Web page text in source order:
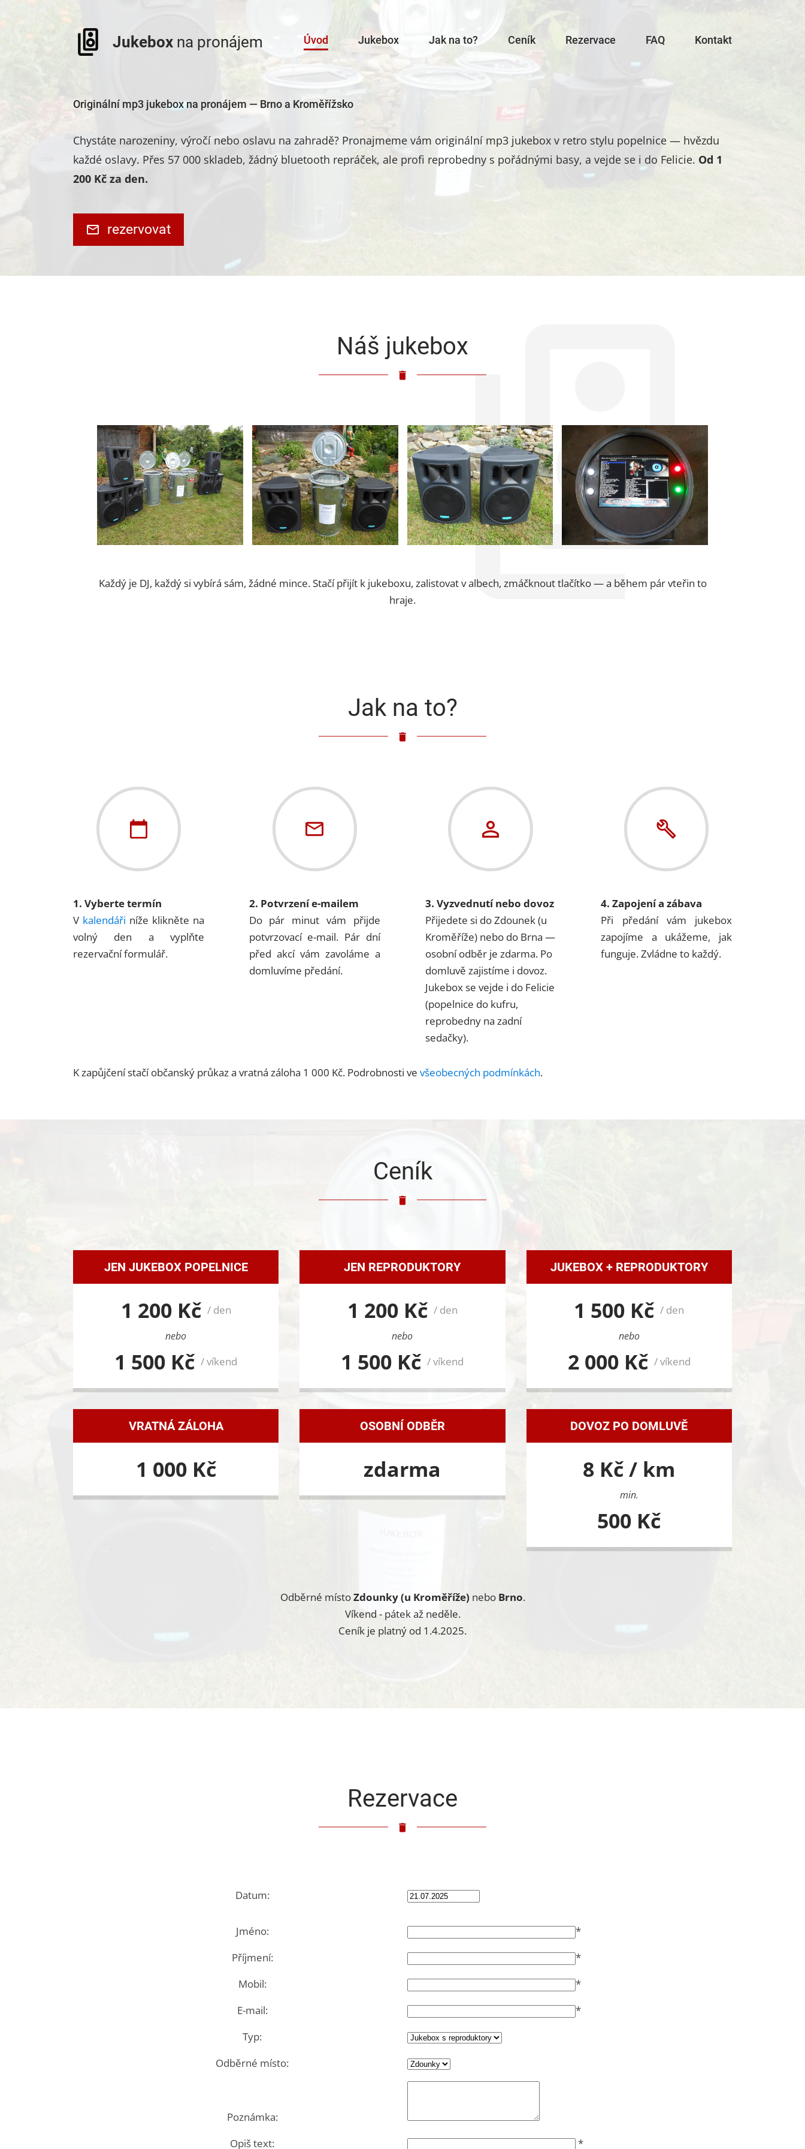
Jukebox na pronájem Úvod Jukebox Jak na to? Ceník Rezervace FAQ Kontakt
Originální mp3 jukebox na pronájem — Brno a Kroměřížsko
Chystáte narozeniny, výročí nebo oslavu na zahradě? Pronajmeme vám originální mp3 jukebox v retro stylu popelnice — hvězdu
každé oslavy. Přes 57 000 skladeb, žádný bluetooth repráček, ale profi reprobedny s pořádnými basy, a vejde se i do Felicie. Od 1
200 Kč za den.
rezervovat
Náš jukebox
Každý je DJ, každý si vybírá sám, žádné mince. Stačí přijít k jukeboxu, zalistovat v albech, zmáčknout tlačítko — a během pár vteřin to
hraje.
Jak na to?
1. Vyberte termín
V kalendáři níže klikněte na
volný den a vyplňte
rezervační formulář.
2. Potvrzení e-mailem
Do pár minut vám přijde
potvrzovací e-mail. Pár dní
před akcí vám zavoláme a
domluvíme předání.
3. Vyzvednutí nebo dovoz
Přijedete si do Zdounek (u
Kroměříže) nebo do Brna —
osobní odběr je zdarma. Po
domluvě zajistíme i dovoz.
Jukebox se vejde i do Felicie
(popelnice do kufru,
reprobedny na zadní
sedačky).
4. Zapojení a zábava
Při předání vám jukebox
zapojíme a ukážeme, jak
funguje. Zvládne to každý.
K zapůjčení stačí občanský průkaz a vratná záloha 1 000 Kč. Podrobnosti ve všeobecných podmínkách.
Ceník
JEN JUKEBOX POPELNICE
1 200 Kč / den
nebo
1 500 Kč / víkend
JEN REPRODUKTORY
1 200 Kč / den
nebo
1 500 Kč / víkend
JUKEBOX + REPRODUKTORY
1 500 Kč / den
nebo
2 000 Kč / víkend
VRATNÁ ZÁLOHA
1 000 Kč
OSOBNÍ ODBĚR
zdarma
DOVOZ PO DOMLUVĚ
8 Kč / km
min.
500 Kč
Odběrné místoZdounky (u Kroměříže) nebo Brno.
Víkend - pátek až neděle.
Ceník je platný od 1.4.2025.
Rezervace
Datum:
Jméno:
*
Příjmení:
*
Mobil:
*
E-mail:
*
Typ:
Odběrné místo:
Poznámka:
Opiš text:
*